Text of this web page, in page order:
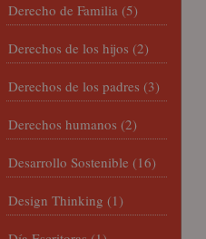
Derecho de Familia (5)
Derechos de los hijos (2)
Derechos de los padres (3)
Derechos humanos (2)
Desarrollo Sostenible (16)
Design Thinking (1)